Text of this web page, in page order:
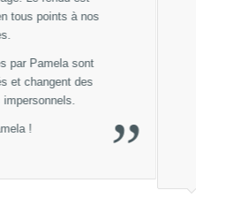
espérer mieux pour nos
totalement adapté ,
à 1000% sans hésitez les
yeux fermés.
”